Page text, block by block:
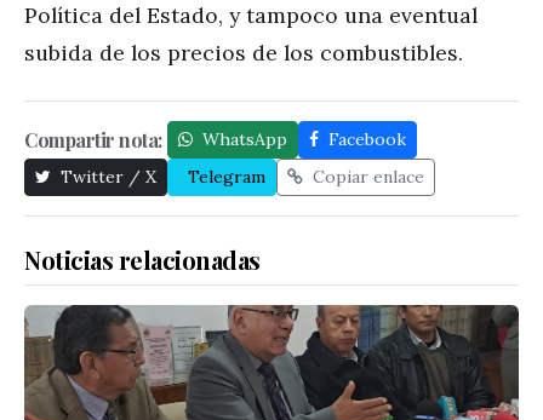
Política del Estado, y tampoco una eventual
subida de los precios de los combustibles.
Compartir nota: WhatsApp
Facebook
Twitter / X
Telegram Copiar enlace
Noticias relacionadas